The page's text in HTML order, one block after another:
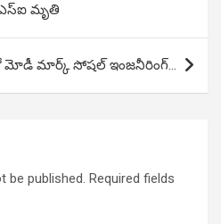
మృతి
మోడీ మార్క్ సోషల్ ఇంజనీరింగ్…
be published. Required fields